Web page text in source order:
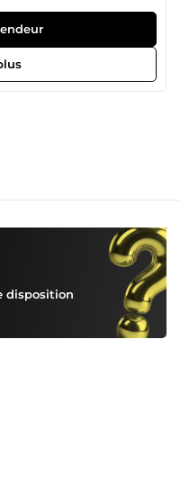
préférés sur Spotify
spécialisé], je mets
(UAD,
projet.
disposition